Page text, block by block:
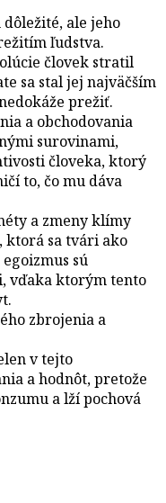
ale jeho
ľudstva.
človek stratil
sa stal jej najväčším
prežiť.
a obchodovania
surovinami,
človeka, ktorý
to, čo mu dáva
a zmeny klímy
ktorá sa tvári ako
sú
vďaka ktorým tento
zbrojenia a
v tejto
a hodnôt, pretože
a lží pochová